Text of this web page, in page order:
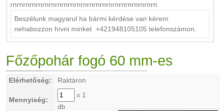
rnrnrnrnrnrnrnrnrnrnrnrnrnrnrnrnrnrnrnrnrnrnrn
Beszélunk magyarul ha bármi kérdése van kérem
nehabozzon hívni minket +421948105105 telefonszámon.
Főzőpohár fogó 60 mm-es
Elérhetőség: Raktáron
Mennyiség:
x 1
db